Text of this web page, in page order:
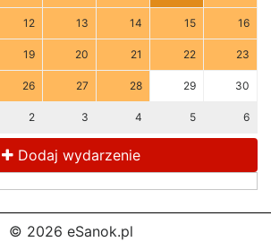
12 13 14 15 16
19 20 21 22 23
26 27 28 29 30
2 3 4 5 6
Dodaj wydarzenie
© 2026 eSanok.pl